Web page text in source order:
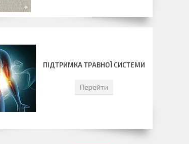
ПІДТРИМКА ТРАВНОЇ СИСТЕМИ
Перейти